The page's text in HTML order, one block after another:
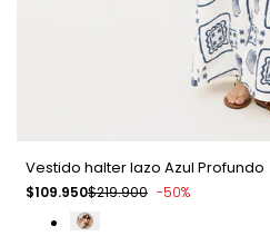
Vestido halter lazo Azul Profundo
Precio
$219.900
Precio
venta
$109.950 -50%